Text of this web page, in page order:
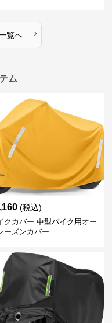
覧へ ›
ム
(税込)
クカバー 中型バイク用オー
ーズンカバー